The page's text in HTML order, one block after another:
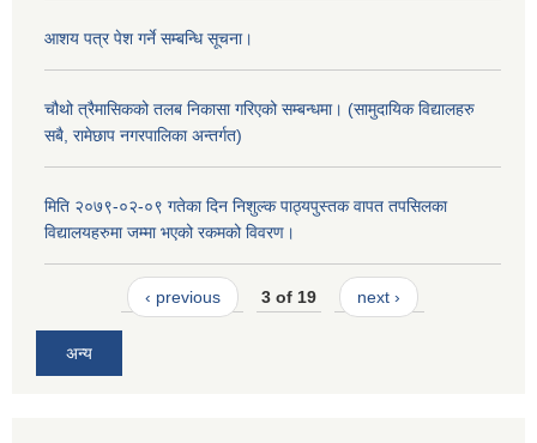
आशय पत्र पेश गर्ने सम्बन्धि सूचना।
चौथो त्रैमासिकको तलब निकासा गरिएको सम्बन्धमा। (सामुदायिक विद्यालहरु
सबै, रामेछाप नगरपालिका अन्तर्गत)
मिति २०७९-०२-०९ गतेका दिन निशुल्क पाठ्यपुस्तक वापत तपसिलका
विद्यालयहरुमा जम्मा भएको रकमको विवरण।
‹ previous 3 of 19 next ›
अन्य